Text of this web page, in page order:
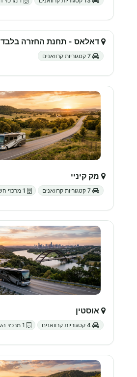
דאלאס - תחנת החזרה בלבד
מק קיניי
אוסטין